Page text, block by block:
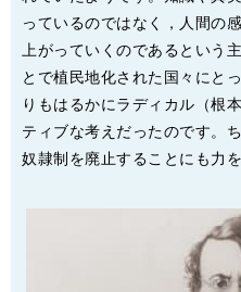
っているのではなく，人間の
上がっていくのであるという
とで植民地化された国々にと
りもはるかにラディカル（根
ティブな考えだったのです。
奴隷制を廃止することにも力